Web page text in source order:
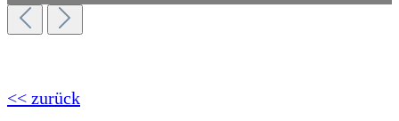
<< zurück